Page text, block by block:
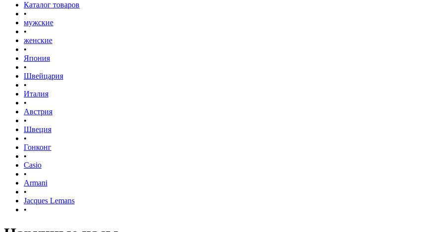
Каталог товаров
•
мужские
•
женские
•
Япония
•
Швейцария
•
Италия
•
Австрия
•
Швеция
•
Гонконг
•
Casio
•
Armani
•
Jacques Lemans
•